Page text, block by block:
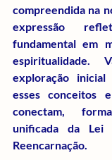
compreendida na
expressão
fundamental em
espiritualidade.
exploração
esses conceitos
conectam,
unificada da
Reencarnação.